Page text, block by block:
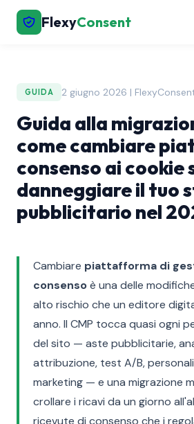
FlexyConsent
GUIDA 2 giugno 2026 |
Guida alla
come cambiare
consenso ai cookie
danneggiare il tuo
pubblicitario nel
Cambiare piattafforma di
consensoè una delle
alto rischio che un editore
anno. Il CMP tocca quasi ogni
del sito — aste pubblicitarie,
attribuzione, test A/B,
marketing — e una migrazione
crollare i ricavi da un giorno
ricevute di consenso che i